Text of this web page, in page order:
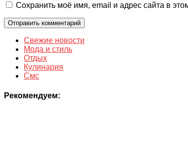
Сохранить моё имя, email и адрес сайта в
Свежие новости
Мода и стиль
Отдых
Кулинария
Смс
Рекомендуем: